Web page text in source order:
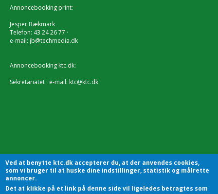
Annoncebooking print:
Jesper Bækmark
Telefon: 43 24 26 77 ·
e-mail: jb@techmedia.dk
Annoncebooking ktc.dk:
Sekretariatet · e-mail: ktc@ktc.dk
Ved at benytte ktc.dk accepterer du, at der anvendes cookies,
som vi bruger til at huske dine indstillinger, statistik og målrette
annoncer.
Det at klikke på et link på denne side vil ligeledes betragtes som